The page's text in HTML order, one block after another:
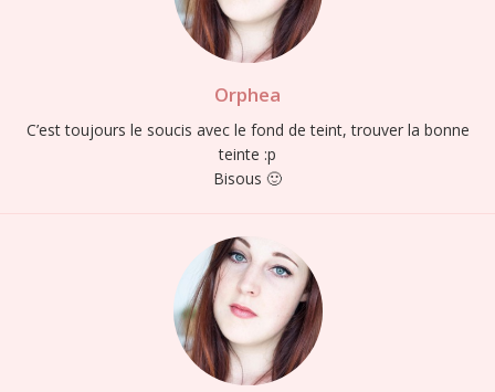
Orphea
C’est toujours le soucis avec le fond de teint, trouver la bonne
teinte :p
Bisous 🙂